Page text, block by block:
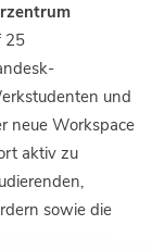
25
und
neue Workspace
aktiv zu
sowie die